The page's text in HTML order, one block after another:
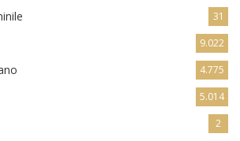
31
9.022
4.775
5.014
2